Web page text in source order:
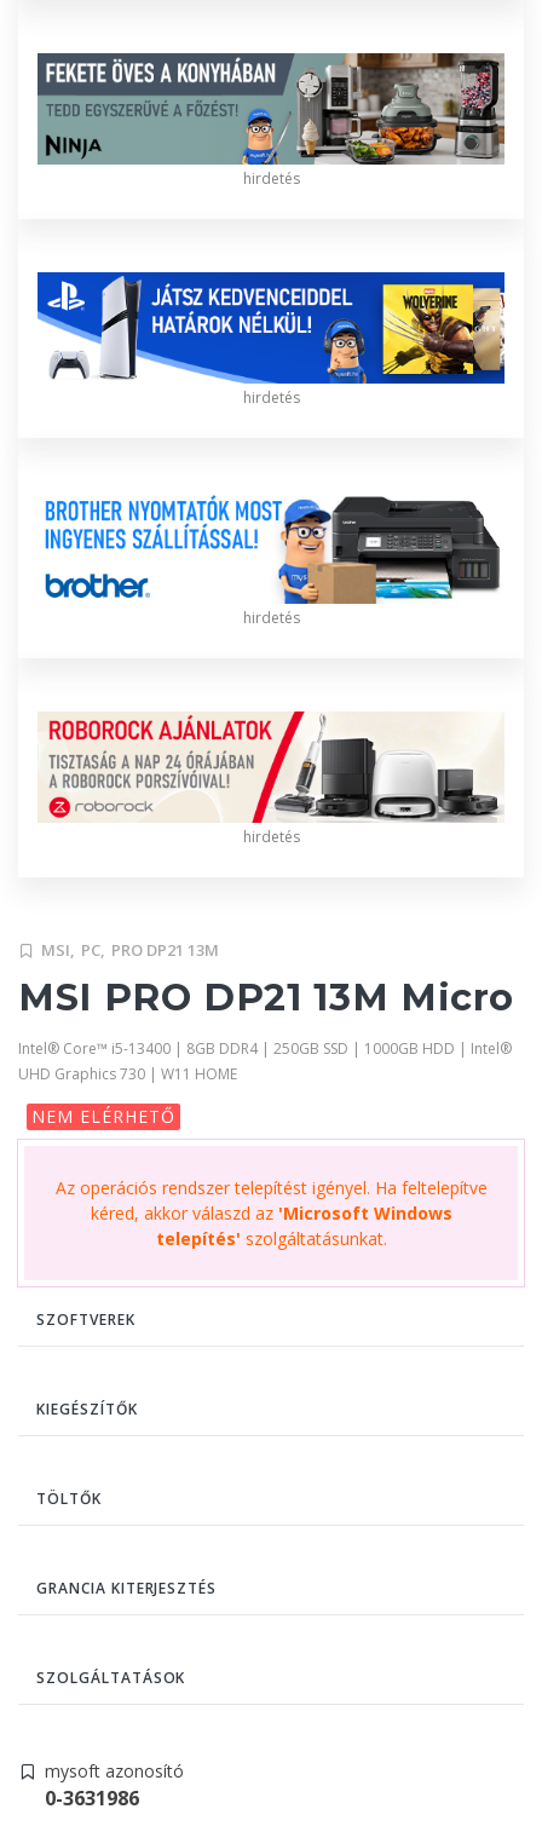
hirdetés
hirdetés
hirdetés
hirdetés
MSI, PC, PRO DP21 13M
MSI PRO DP21 13M Micro
Intel® Core™ i5-13400 | 8GB DDR4 | 250GB SSD | 1000GB HDD | Intel®
UHD Graphics 730 | W11 HOME
NEM ELÉRHETŐ
Az operációs rendszer telepítést igényel. Ha feltelepítve
kéred, akkor válaszd az 'Microsoft Windows
telepítés' szolgáltatásunkat.
SZOFTVEREK
KIEGÉSZÍTŐK
TÖLTŐK
GRANCIA KITERJESZTÉS
SZOLGÁLTATÁSOK
mysoft azonosító
0-3631986